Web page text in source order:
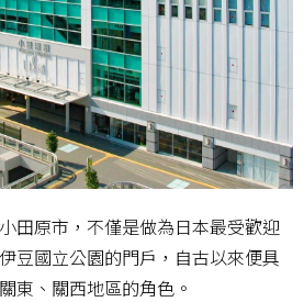
田原市，不僅是做為日本最受歡迎
豆國立公園的門戶，自古以來便具
東、關西地區的角色。